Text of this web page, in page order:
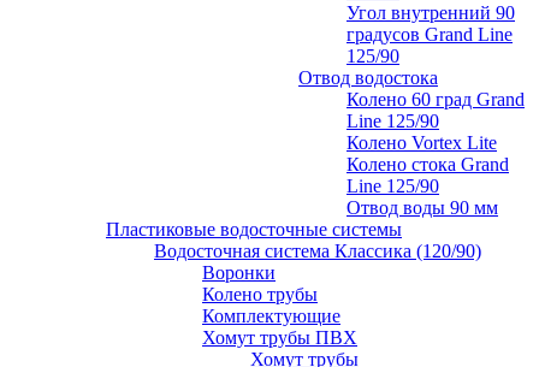
Угол внутренний 90
градусов Grand Line
125/90
Отвод водостока
Колено 60 град Grand
Line 125/90
Колено Vortex Lite
Колено стока Grand
Line 125/90
Отвод воды 90 мм
Пластиковые водосточные системы
Водосточная система Классика (120/90)
Воронки
Колено трубы
Комплектующие
Хомут трубы ПВХ
Хомут трубы